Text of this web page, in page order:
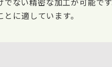
に適しています。